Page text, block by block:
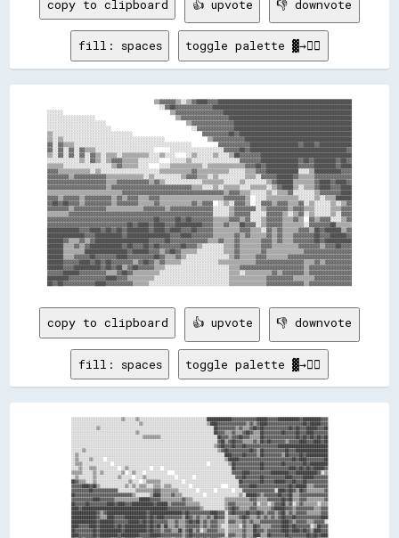
copy to clipboard 👍 upvote 👎 downvote
fill: spaces toggle palette ▓→✊🏽
                                        ▒▒▓▓▓▓▓▓▒▒░░▒▒▓▓████▓▓▓▓██████████████████████████████████████████████████
                                          ░░▓▓██▓▓▓▓▓▓▓▓▓▓▓▓▓▓████████████████████████████████████████████████████
░░░░░░                                        ▒▒▓▓▓▓▓▓▓▓▓▓▓▓▓▓▓▓▓▓████████████████████████████████████████████████
░░░░░░░░░░░░░░░░░░                              ▒▒▓▓▓▓▓▓▓▓▓▓▓▓▓▓▓▓▓▓██████████████████████████████████████████████
░░░░░░░░░░░░░░░░░░░░░░                              ▒▒▓▓▓▓▓▓▓▓▓▓▓▓▓▓▓▓████████████████████████████████████████████
░░░░░░░░░░░░░░░░░░░░░░░░                              ░░▓▓▓▓▓▓▓▓▓▓▓▓▓▓████████████████████████████████████████████
▒▒░░░░░░░░░░░░░░░░░░░░░░░░░░░░░░                          ▓▓▓▓▓▓▓▓▓▓██▓▓██████████████████████████████████████████
▒▒░░▒▒░░░░░░░░░░░░░░░░░░░░░░░░░░░░░░░░░░░░░░                ▒▒▓▓▓▓▓▓▓▓▓▓▓▓████████████████████████████████████████
▓▓░░▓▓▒▒▒▒░░░░░░░░░░░░░░░░░░░░░░░░░░░░░░░░░░░░░░░░░░░░          ▓▓▓▓▓▓▓▓▓▓▓▓██████████████████▓▓████▓▓████████████
▓▓░░▓▓░░▓▓░░▓▓▒▒▒▒░░░░░░░░░░░░░░░░░░░░░░      ░░░░░░░░░░░░░░░░░░░░▓▓▓▓▓▓██▓▓████████████████████████████████████▓▓
▒▒░░▓▓░░▓▓░░▓▓░░▓▓▒▒░░▒▒▒▒░░▒▒▒▒▒▒▒▒▒▒░░░░▒▒░░░░    ░░▒▒░░░░░░▒▒░░░░▒▒██▓▓▓▓▓▓▓▓██████████████████████████████████
░░░░░░░░░░░░▒▒░░▓▓▒▒░░▒▒▓▓▓▓▒▒▒▒▒▒░░░░░░░░    ░░░░░░▒▒░░░░░░░░░░░░░░░░░░▓▓▓▓▓▓▓▓██████████████▓▓██▓▓████████▓▓██▓▓
▒▒▒▒▒▒░░░░░░░░░░░░░░░░░░▒▒▓▓▒▒▒▒▒▒░░░░    ░░░░▒▒▒▒▒▒▒▒▒▒▒▒░░▒▒▒▒▒▒▒▒▒▒▒▒▒▒▓▓▓▓██▓▓████████████▓▓▓▓▓▓████████▓▓████
▓▓▓▓▒▒▒▒▒▒▒▒▒▒▒▒░░▒▒░░░░░░░░░░░░░░░░░░░░░░▒▒▒▒▒▒▒▒▒▒▒▒▓▓▒▒▒▒▒▒▒▒▒▒▒▒░░░░░░▒▒▒▒▓▓▓▓████████████░░░░▒▒██████████▓▓▓▓
▓▓▓▓▓▓▓▓▒▒▓▓▓▓▓▓▓▓▓▓▓▓▒▒▒▒▒▒▒▒▒▒▒▒▒▒░░▒▒░░░░░░░░░░▒▒▓▓▓▓▒▒▒▒░░▒▒░░░░░░░░░░▒▒▒▒░░▓▓▓▓▓▓██████▓▓▒▒▒▒▒▒▓▓▓▓▓▓▓▓▓▓▓▓▓▓
▓▓▓▓▓▓▓▓▓▓▓▓▓▓▓▓▓▓▓▓▓▓▒▒▒▒▓▓▓▓▓▓▓▓▓▓▓▓▒▒▓▓▒▒░░░░░░░░░░░░░░▒▒▒▒▒▒▒▒░░░░░░▒▒░░░░░░░░▒▒▓▓██████▒▒▒▒▒▒▒▒▓▓████▓▓████▓▓
▓▓▓▓▓▓▓▓▓▓▓▓▓▓▓▓▓▓▓▓▓▓▒▒▓▓▓▓▓▓▓▓▓▓▓▓▓▓▓▓▓▓▓▓▓▓▓▓▓▓▓▓▓▓▒▒▒▒░░░░▒▒░░▒▒▒▒▒▒░░░░▒▒▒▒▒▒░░▒▒▓▓████▒▒░░▒▒▒▒▓▓████▓▓▓▓████
▒▒▒▒▒▒▒▒▒▒▒▒▒▒▒▒▒▒▒▒▒▒▒▒▒▒▒▒▓▓▓▓▓▓▓▓▓▓▓▓▓▓▓▓▓▓▓▓▓▓▓▓▓▓▓▓▓▓▓▓▓▓▓▓▓▓▒▒▓▓▓▓▒▒▒▒░░░░░░▒▒░░▒▒▒▒▓▓░░░░░░░░▒▒▓▓▓▓▓▓▓▓████
▓▓▓▓▒▒▓▓▓▓▓▓▒▒▓▓▓▓▓▓▓▓▓▓▒▒▓▓▒▒▓▓▓▓▒▒▒▒▓▓▓▓▒▒▒▒▒▒▒▒▒▒▒▒▒▒▒▒▒▒▒▒▒▒▒▒▓▓▓▓▓▓▓▓▒▒  ░░░░▒▒▒▒▒▒▒▒▒▒▒▒░░░░░░▒▒░░▒▒▒▒██████
▓▓██▓▓██▓▓▓▓▒▒▓▓▓▓▓▓▓▓▓▓▒▒▓▓▓▓▓▓▓▓▒▒▒▒▒▒▓▓▒▒▒▒▒▒▒▒▒▒▒▒▓▓▒▒▓▓▓▓  ░░▒▒░░▓▓▓▓▒▒  ░░▓▓▓▓▒▒▓▓▓▓▒▒▒▒▓▓░░▒▒░░░░░░▒▒░░▒▒▓▓
▓▓▓▓▓▓▓▓▒▒▓▓▓▓▓▓▓▓▓▓▓▓▒▒▒▒▒▒▒▒▒▒▒▒▒▒▓▓▓▓▓▓▓▓▒▒▓▓▓▓▓▓▓▓▓▓▓▓▓▓▓▓░░░░░░▒▒▓▓▓▓▓▓▓▓░░▒▒▓▓▓▓▓▓▓▓▒▒▓▓▓▓▒▒▒▒░░░░░░▒▒▒▒▓▓▓▓
▒▒▒▒▒▒▒▒▓▓▓▓▓▓▓▓▓▓▓▓▓▓▓▓▓▓▓▓▓▓▓▓▓▓▓▓▓▓▓▓▓▓▓▓▓▓▓▓▓▓▓▓▓▓▓▓▓▓▓▓▓▓░░░░░░▒▒▓▓▓▓▓▓░░░░░░▓▓▓▓▓▓▒▒░░▒▒▓▓░░▒▒░░░░░░▒▒░░▓▓▓▓
▓▓▓▓▓▓▓▓▓▓▓▓▓▓▓▓▓▓▓▓▓▓▓▓▓▓▓▓▓▓▓▓▓▓▓▓▓▓▓▓██▓▓▓▓▓▓██▓▓██▓▓▓▓▓▓▓▓▒▒▒▒▒▒▓▓▓▓▒▒▓▓░░░░▒▒▓▓▓▓▓▓▒▒▒▒▓▓▒▒  ▓▓▒▒▓▓▓▓░░░░▒▒▓▓
▓▓▓▓▓▓▓▓▓▓▓▓▓▓▓▓▓▓▓▓▓▓▓▓▓▓▓▓▓▓██▓▓████▓▓████▓▓▓▓██████████▓▓▓▓▒▒▒▒▓▓▒▒▒▒██▓▓▓▓░░▒▒▓▓▓▓▓▓▒▒▒▒▒▒▒▒░░▓▓▓▓▓▓▓▓██▒▒▒▒▒▒
████████████▓▓▓▓████▓▓██▓▓██▓▓████████▓▓████▓▓████▓▓▓▓██▓▓▓▓▓▓▒▒▒▒▒▒▒▒▒▒▓▓▓▓▒▒▒▒░░▓▓▒▒▓▓▒▒▒▒▒▒▓▓▓▓▒▒██▓▓██████▒▒▓▓
██████████████▓▓▓▓██████████▓▓████████████████▓▓▓▓████▓▓▓▓▓▓▓▓▒▒▒▒▒▒▒▒▓▓▒▒▓▓▒▒▒▒▒▒▓▓▒▒▓▓▒▒▒▒▓▓▓▓▓▓▓▓██▓▓▓▓██████▓▓
██████▓▓▒▒▒▒▓▓▒▒▓▓████████████████████▓▓▓▓▓▓██▓▓▓▓▓▓▓▓▓▓▓▓▓▓▒▒▒▒▓▓▒▒▒▒▓▓▒▒▒▒▒▒▒▒▓▓▓▓▒▒▓▓▒▒▒▒▓▓▓▓▓▓▓▓██▓▓██████████
██████▒▒▒▒▓▓▒▒▓▓████████████▓▓██▓▓▓▓██▓▓██▓▓▓▓▓▓▓▓██▓▓▓▓▒▒░░░░░░░░▒▒▒▒▓▓▒▒▒▒▒▒▒▒▓▓▓▓▒▒▒▒▒▒▒▒▒▒▓▓▓▓▓▓▓▓▒▒▓▓▓▓██▓▓▓▓
██████▒▒▒▒▒▒▒▒████████████████▓▓██████▓▓▓▓▒▒▓▓██▓▓▒▒▒▒▒▒░░░░░░░░░░▒▒▒▒▓▓▒▒▒▒▒▒▒▒▓▓▒▒▒▒▒▒▒▒▒▒▒▒▒▒▓▓▓▓▓▓▓▓▓▓▓▓▓▓▓▓▓▓
██████▒▒▒▒▓▓▓▓▓▓██▓▓▓▓▓▓▓▓████▓▓▓▓▓▓▓▓▓▓██▓▓▒▒▒▒▓▓▒▒░░░░░░░░░░░░░░░░▒▒▓▓▒▒▒▒▒▒▓▓▓▓▒▒▒▒▒▒▒▒▓▓▓▓▓▓▓▓▓▓▓▓▓▓▓▓▓▓▓▓▓▓▓▓
██████▓▓▓▓▓▓████▓▓██▓▓██▓▓▓▓▓▓▓▓▒▒▓▓██▓▓▒▒▓▓▒▒▒▒▒▒░░░░░░░░░░░░░░▒▒▒▒▒▒▒▒▒▒▒▒▒▒▓▓▓▓▓▓▓▓▓▓▓▓▓▓▓▓▓▓▒▒▒▒▓▓▒▒▓▓▓▓▓▓▓▓▓▓
██████▓▓▓▓██████████▓▓██▓▓██▒▒▓▓██▓▓▓▓▓▓▒▒▒▒░░░░░░░░░░░░░░░░░░░░░░░░▒▒▒▒▓▓▓▓▓▓▓▓▓▓▓▓▓▓▓▓▓▓▓▓▓▓▓▓▒▒▓▓▓▓▓▓▓▓▓▓▓▓▓▓▓▓
▓▓▓▓▓▓██████▓▓▓▓▓▓▓▓▓▓▒▒▒▒▓▓██▓▓▒▒▒▒▒▒▒▒▒▒░░░░░░░░░░░░░░░░░░░░░░░░░░▒▒▒▒░░▒▒▒▒▒▒▒▒▒▒▓▓▒▒▓▓▓▓▓▓▓▓▒▒▓▓▓▓▓▓▓▓▓▓▓▓▓▓▓▓
████████▓▓▓▓▓▓▓▓▓▓▓▓▓▓████▓▓▓▓▒▒▒▒▒▒▒▒▒▒░░░░░░░░░░░░░░░░░░░░░░░░░░░░▒▒▒▒▒▒▒▒▒▒▒▒▒▒▓▓▓▓▓▓▓▓▓▓▒▒▒▒▒▒▒▒▓▓▓▓▓▓▓▓▓▓▓▓▓▓
copy to clipboard 👍 upvote 👎 downvote
fill: spaces toggle palette ▓→✊🏽